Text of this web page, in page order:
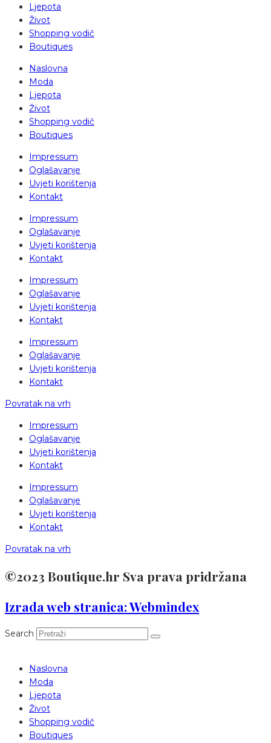
Ljepota
Život
Shopping vodič
Boutiques
Naslovna
Moda
Ljepota
Život
Shopping vodič
Boutiques
Impressum
Oglašavanje
Uvjeti korištenja
Kontakt
Impressum
Oglašavanje
Uvjeti korištenja
Kontakt
Impressum
Oglašavanje
Uvjeti korištenja
Kontakt
Impressum
Oglašavanje
Uvjeti korištenja
Kontakt
Povratak na vrh
Impressum
Oglašavanje
Uvjeti korištenja
Kontakt
Impressum
Oglašavanje
Uvjeti korištenja
Kontakt
Povratak na vrh
©2023 Boutique.hr Sva prava pridržana
Izrada web stranica: Webmindex
Search
Naslovna
Moda
Ljepota
Život
Shopping vodič
Boutiques